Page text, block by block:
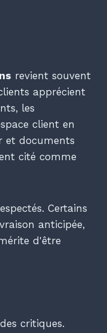
revient souvent
apprécient
les
client en
et documents
cité comme
Certains
anticipée,
d'être
critiques.